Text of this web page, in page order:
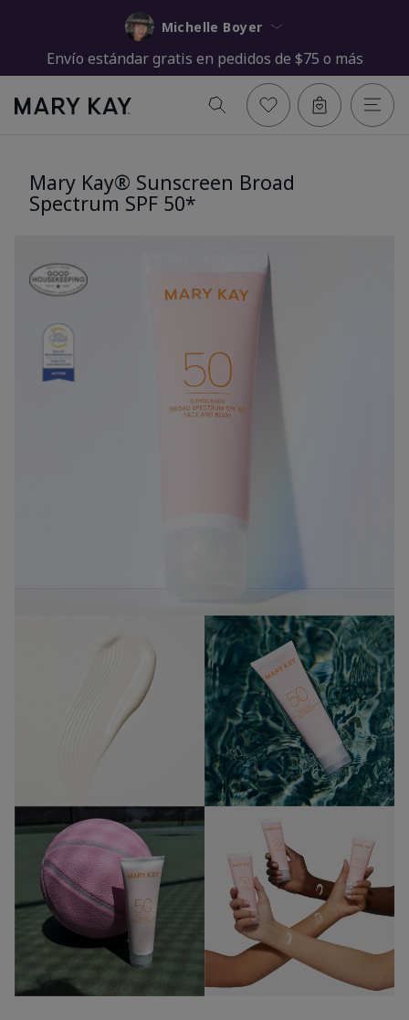
Michelle Boyer
Envío estándar gratis en pedidos de $75 o más
Mary Kay® Sunscreen Broad
Spectrum SPF 50*